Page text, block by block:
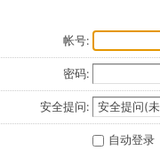
帐号:
密码:
安全提问:
自动登录